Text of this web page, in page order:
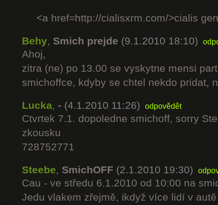
<a href=http://cialisxrm.com/>cialis
Behy, Smich prejde (9.1.2010 18:10)
Ahoj,
zitra (ne) po 13.00 se vyskytne mensi
smichoffce, kdyby se chtel nekdo pridat,
Lucka, - (4.1.2010 11:26) odpovědět
Ctvrtek 7.1. dopoledne smichoff, sorry
zkousku
728752771
Steebe, SmichOFF (2.1.2010 19:30)
Cau - ve středu 6.1.2010 od 10:00 na
Jedu vlakem zřejmě, ikdyž více lidí v